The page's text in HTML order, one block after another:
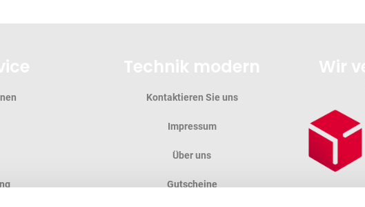
Kontaktieren Sie uns
Impressum
Über uns
Gutscheine